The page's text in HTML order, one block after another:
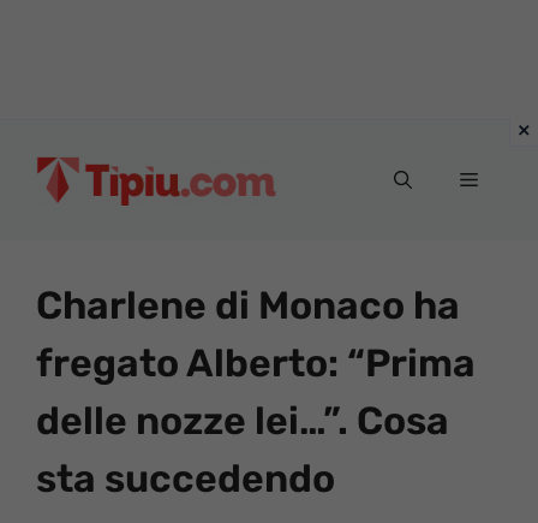
Menu
Charlene di Monaco ha
fregato Alberto: “Prima
delle nozze lei…”. Cosa
sta succedendo